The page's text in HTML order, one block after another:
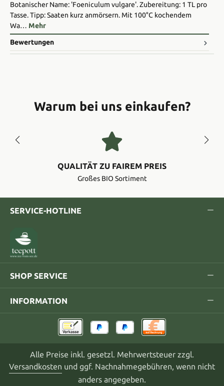
Botanischer Name: 'Foeniculum vulgare'. Zubereitung: 1 TL pro
Tasse. Tipp: Saaten kurz anmörsern. Mit 100°C kochendem
Wa… Mehr
Bewertungen
Warum bei uns einkaufen?
QUALITÄT ZU FAIREM PREIS
Großes BIO Sortiment
SERVICE-HOTLINE
SHOP SERVICE
INFORMATION
Alle Preise inkl. gesetzl. Mehrwertsteuer zzgl.
Versandkosten und ggf. Nachnahmegebühren, wenn nicht
anders angegeben.